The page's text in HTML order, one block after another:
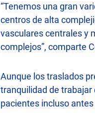
“Tenemos una gran
centros de alta
vasculares centrales y
complejos”, comparte
Aunque los traslados
tranquilidad de trabajar
pacientes incluso